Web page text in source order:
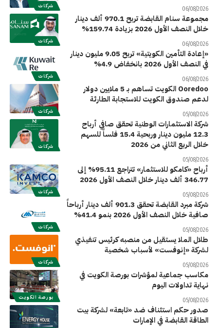
شركات 06/08/2026
شركات
مجموعة سنام القابضة تربح 970.1 ألف دينار
خلال النصف الأول 2026 بزيادة 159.74%
06/08/2026
شركات
«إعادة التأمين الكويتية» تربح 9.05 مليون دينار
في النصف الأول 2026 بانخفاض 4.9%
06/08/2026
شركات
Ooredoo الكويت تساهم بـ 5 ملايين دولار
لدعم صندوق الكويت للاستجابة الطارئة
05/08/2026
شركات
شركة الاستثمارات الوطنية تحقق صافي أرباح
12.3 مليون دينار وربحية 15.4 فلساً للسهم
خلال الربع الثاني من 2026
05/08/2026
شركات
أرباح «كامكو للاستثمار» تتراجع 95.11% إلى
346.77 ألف دينار خلال النصف الأول 2026
05/08/2026
شركات
شركة مبرد القابضة تحقق 901.3 ألف دينار أرباحاً
صافية خلال النصف الأول 2026 بنمو 41.4%
05/08/2026
شركات
طلال الملا يستقيل من منصبه كرئيس تنفيذي
لشركة «إنوفست» لأسباب شخصية
05/08/2026
بورصة الكويت
مكاسب جماعية لمؤشرات بورصة الكويت في
نهاية تداولات اليوم
05/08/2026
صدور حكم استئناف ضد «تابعة» لشركة بيت
الطاقة القابضة في الإمارات